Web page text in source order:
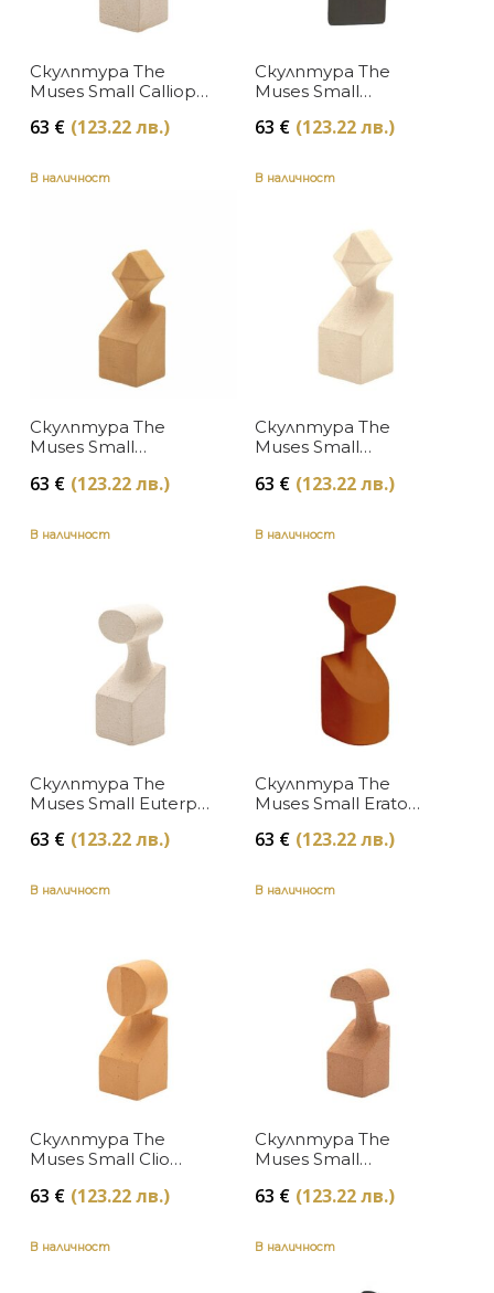
Скулптура The
Muses Small Calliope
63 € (123.22 лв.)
Скулптура The
Muses Small
Gardeco
63 € (123.22 лв.)
В наличност
Скулптура The
Muses Small
Gardeco
63 € (123.22 лв.)
В наличност
Скулптура The
Muses Small
Gardeco
63 € (123.22 лв.)
В наличност
Скулптура The
Muses Small Euterpe
63 € (123.22 лв.)
В наличност
Скулптура The
Muses Small Erato
63 € (123.22 лв.)
В наличност
Скулптура The
Muses Small Clio
63 € (123.22 лв.)
В наличност
Скулптура The
Muses Small
Gardeco
63 € (123.22 лв.)
В наличност В наличност